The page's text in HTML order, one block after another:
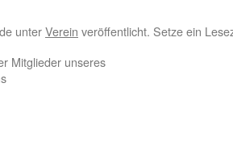
unterVerein veröffentlicht. Setze ein
Mitglieder unseres